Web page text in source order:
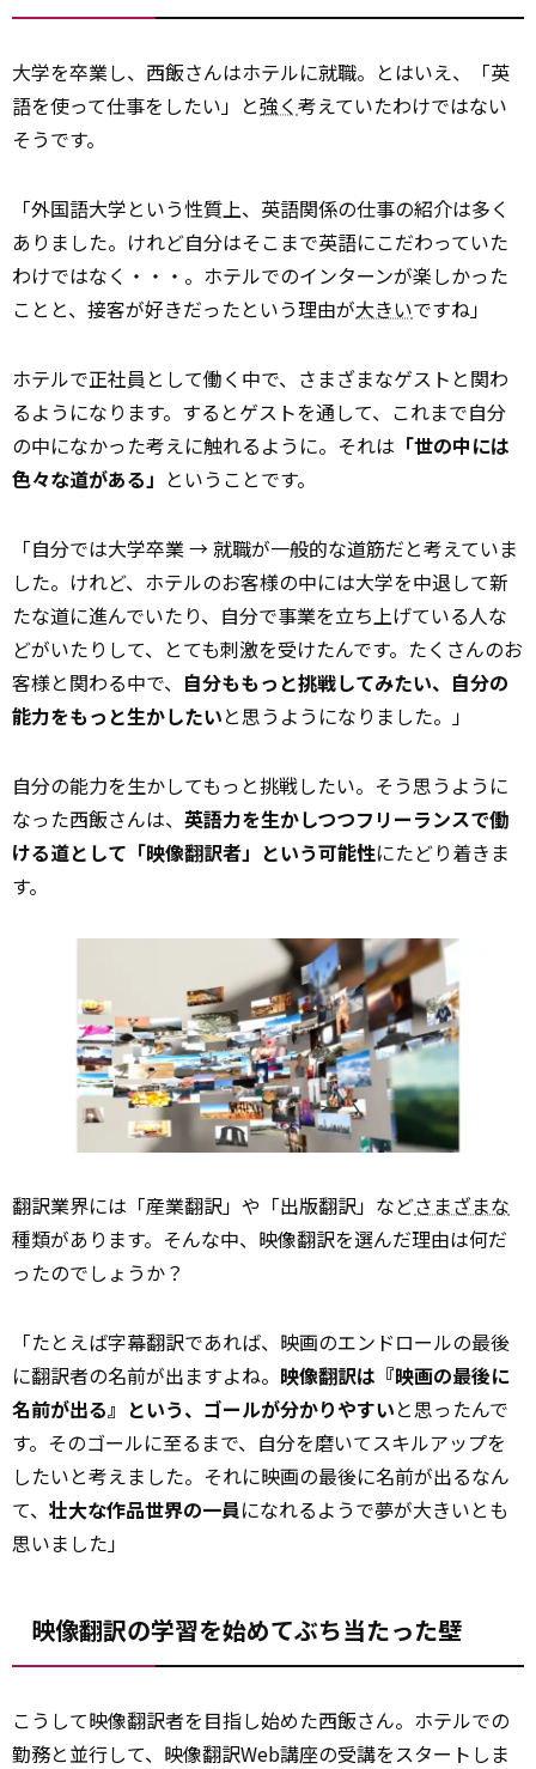
大学を卒業し、西飯さんはホテルに就職。とはいえ、「英
語を使って仕事をしたい」と強く 考えていたわけではない
そうです。
「外国語大学という性質上、英語関係の仕事の紹介は多く
ありました。けれど自分はそこまで英語にこだわっていた
わけではなく・・・。ホテルでのインターンが楽しかった
ことと、接客が好きだったという理由が大きいですね」
ホテルで正社員として働く中で、さまざまなゲストと関わ
るようになります。するとゲストを通して、これまで自分
の中になかった考えに触れるように。それは 「世の中には
色々な道がある」 ということです。
「自分では大学卒業 → 就職が一般的な道筋だと考えていま
した。けれど、ホテルのお客様の中には大学を中退して新
たな道に進んでいたり、自分で事業を立ち上げている人な
どがいたりして、とても刺激を受けたんです。たくさんのお
客様と関わる中で、 自分ももっと挑戦してみたい、自分の
能力をもっと生かしたいと思うようになりました。」
自分の能力を生かしてもっと挑戦したい。そう思うように
なった西飯さんは、 英語力を生かしつつフリーランスで働
ける道として「映像翻訳者」という可能性にたどり着きま
す。
翻訳業界には「産業翻訳」や「出版翻訳」などさまざまな
種類があります。そんな中、映像翻訳を選んだ理由は何だ
ったのでしょうか？
「たとえば字幕翻訳であれば、映画のエンドロールの最後
に翻訳者の名前が出ますよね。 映像翻訳は『映画の最後に
名前が出る』という、ゴールが分かりやすいと思ったんで
す。そのゴールに至るまで、自分を磨いてスキルアップを
したいと考えました。それに映画の最後に名前が出るなん
て、 壮大な作品世界の一員になれるようで夢が大きいとも
思いました」
映像翻訳の学習を始めてぶち当たった壁
こうして映像翻訳者を目指し始めた西飯さん。ホテルでの
勤務と並行して、映像翻訳Web講座の受講をスタートしま